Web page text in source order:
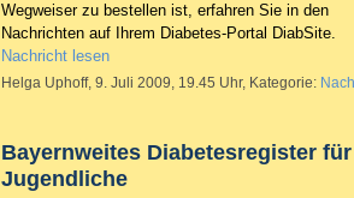
Wegweiser zu bestellen ist, erfahren Sie in den
Nachrichten auf Ihrem Diabetes-Portal DiabSite.
Nachricht lesen
Helga Uphoff, 9. Juli 2009, 19.45 Uhr, Kategorie:
Bayernweites Diabetesregister
Jugendliche